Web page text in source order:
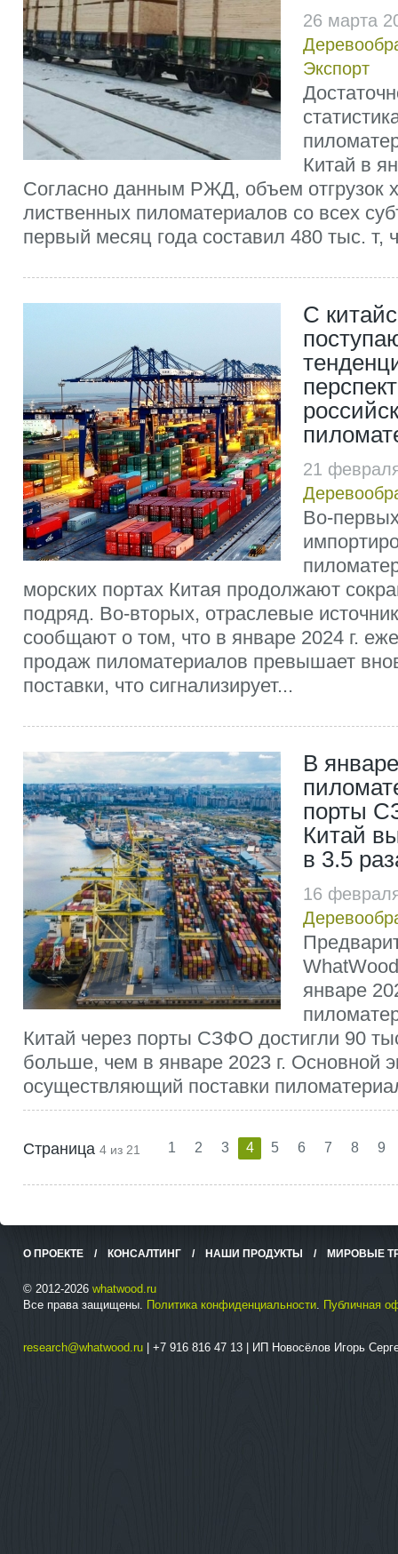
26 марта
Экспорт
Китай в
Согласно данным РЖД, объем отгрузок
лиственных пиломатериалов со всех
первый месяц года составил 480 тыс. т,
С
21
Во-
морских портах Китая продолжают
подряд. Во-вторых, отраслевые
сообщают о том, что в январе 2024 г.
продаж пиломатериалов превышает
поставки, что сигнализирует...
В
порты
Китай
в 3.5
16
январе
Китай через порты СЗФО достигли 90
больше, чем в январе 2023 г. Основной
осуществляющий поставки
Страница 4 из 21 1 2 3 4 5 6 7 8 9
О ПРОЕКТЕ / КОНСАЛТИНГ / НАШИ ПРОДУКТЫ / МИРОВЫЕ
© 2012-2026 whatwood.ru
Все права защищены. Политика конфиденциальности. Публичная
research@whatwood.ru | +7 916 816 47 13 | ИП Новосёлов Игорь